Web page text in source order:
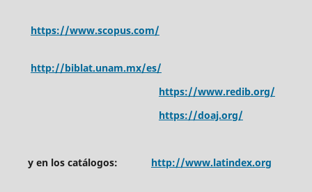
https://www.scopus.com/
http://biblat.unam.mx/es/
https://www.redib.org/
https://doaj.org/
y en los catálogos: http://www.latindex.org